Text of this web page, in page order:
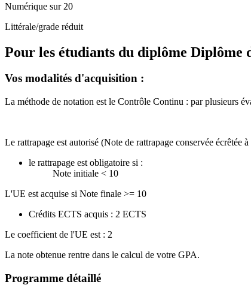
Numérique sur 20
Littérale/grade réduit
Pour les étudiants du diplôme Diplôme
Vos modalités d'acquisition :
La méthode de notation est le Contrôle Continu : par plusieurs
Le rattrapage est autorisé (Note de rattrapage conservée écrêtée
le rattrapage est obligatoire si :
Note initiale < 10
L'UE est acquise si Note finale >= 10
Crédits ECTS acquis : 2 ECTS
Le coefficient de l'UE est : 2
La note obtenue rentre dans le calcul de votre GPA.
Programme détaillé